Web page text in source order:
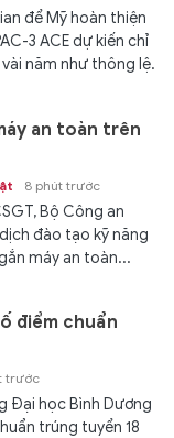
để Mỹ hoàn thiện
3 ACE dự kiến chỉ
năm như thông lệ.
an toàn trên
8 phút trước
Bộ Công an
đào tạo kỹ năng
máy an toàn...
điểm chuẩn
trước
Đại học Bình Dương
trúng tuyển 18